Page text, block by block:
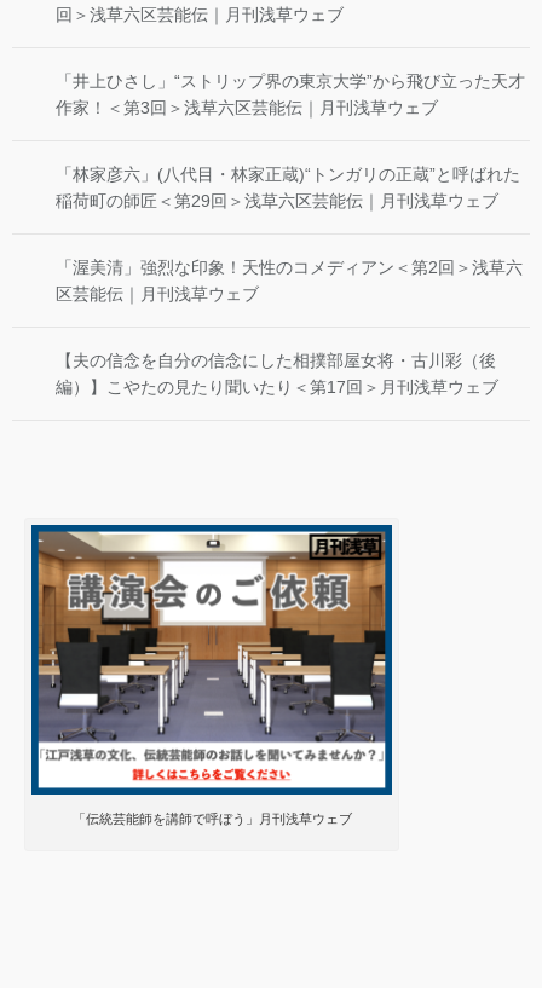
回＞浅草六区芸能伝｜月刊浅草ウェブ
「井上ひさし」“ストリップ界の東京大学”から飛び立った天才
作家！＜第3回＞浅草六区芸能伝｜月刊浅草ウェブ
「林家彦六」(八代目・林家正蔵)“トンガリの正蔵”と呼ばれた
稲荷町の師匠＜第29回＞浅草六区芸能伝｜月刊浅草ウェブ
「渥美清」強烈な印象！天性のコメディアン＜第2回＞浅草六
区芸能伝｜月刊浅草ウェブ
【夫の信念を自分の信念にした相撲部屋女将・古川彩（後
編）】こやたの見たり聞いたり＜第17回＞月刊浅草ウェブ
「伝統芸能師を講師で呼ぼう」月刊浅草ウェブ